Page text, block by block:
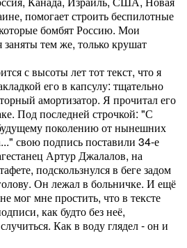
помогает строить беспилотные
бомбят Россию. Мои
тем же, только крушат
с высоты лет тот текст, что я
его в капсулу: тщательно
амортизатор. Я прочитал его
Под последней строчкой: "С
поколению от нынешних
свою подпись поставили 34-е
Артур Джалалов, на
подскользнулся в беге задом
Он лежал в больничке. И ещё
мог мне простить, что в тексте
как будто без неё,
Как в воду глядел - он и